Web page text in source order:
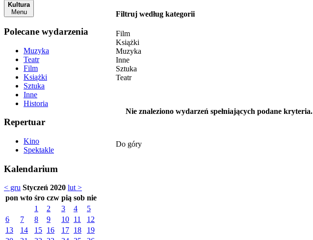
Kultura
Menu
Polecane wydarzenia
Muzyka
Teatr
Film
Książki
Sztuka
Inne
Historia
Repertuar
Kino
Spektakle
Kalendarium
< gru Styczeń 2020 lut >
pon wto śro czw pią sob nie
1
2 3 4
5
6
7 8 9 10 11
12
13
14 15 16 17 18
19
Filtruj według kategorii
Film
Książki
Muzyka
Inne
Sztuka
Teatr
Nie znaleziono wydarzeń spełniających podane kryteria.
Do góry